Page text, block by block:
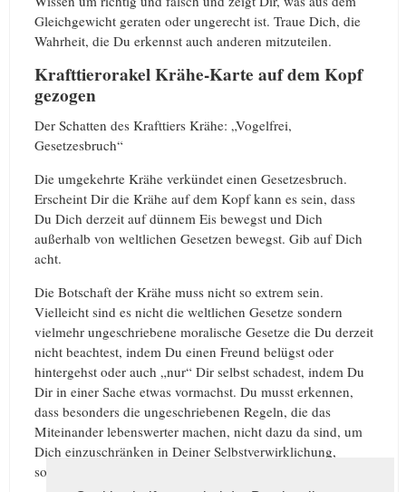
Gleichgewicht geraten oder ungerecht ist. Traue Dich, die
Wahrheit, die Du erkennst auch anderen mitzuteilen.
Krafttierorakel Krähe-Karte auf dem Kopf
gezogen
Der Schatten des Krafttiers Krähe: „Vogelfrei,
Gesetzesbruch“
Die umgekehrte Krähe verkündet einen Gesetzesbruch.
Erscheint Dir die Krähe auf dem Kopf kann es sein, dass
Du Dich derzeit auf dünnem Eis bewegst und Dich
außerhalb von weltlichen Gesetzen bewegst. Gib auf Dich
acht.
Die Botschaft der Krähe muss nicht so extrem sein.
Vielleicht sind es nicht die weltlichen Gesetze sondern
vielmehr ungeschriebene moralische Gesetze die Du derzeit
nicht beachtest, indem Du einen Freund belügst oder
hintergehst oder auch „nur“ Dir selbst schadest, indem Du
Dir in einer Sache etwas vormachst. Du musst erkennen,
dass besonders die ungeschriebenen Regeln, die das
Miteinander lebenswerter machen, nicht dazu da sind, um
Dich einzuschränken in Deiner Selbstverwirklichung,
sondern, dass Du an ihnen wachsen kannst.